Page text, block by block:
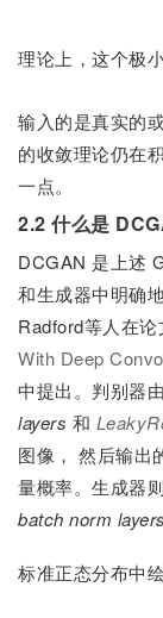
理论上，这个极
输入的是真实的
的收敛理论仍在
一点。
2.2 什么是
DCGAN 是上述
和生成器中明确
Radford等人在论
With Deep
中提出。判别器由
layers 和
图像， 然后输出
量概率。生成器
batch norm layers
标准正态分布中